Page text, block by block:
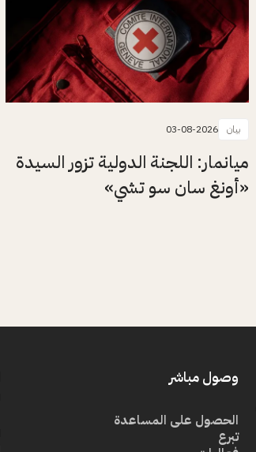
بيان 03-08-2026
ميانمار: اللجنة الدولية تزور السيدة
«أونغ سان سو تشي»
وصول مباشر
الحصول على المساعدة
تبرع